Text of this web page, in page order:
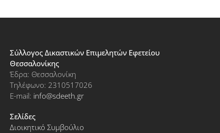
Σύλλογος Δικαστικών Επιμελητών Εφετείου
Θεσσαλονίκης
Έδρα: Θεσσαλονίκη
Τηλέφωνο: 2310517026
E-mail: info@sdeeth.gr
Σελίδες
Διοικητικό Συμβούλιο